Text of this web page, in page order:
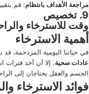
مراجعة الأهداف بانتظام: قم
9. تخصيص
وقت للاسترخاء
أهمية الاسترخاء
في حياتنا اليومية المزدحمة،
عادات صحية. إلا أن أخذ
الجسم والعقل يحتاجان إلى
فوائد الاسترخاء